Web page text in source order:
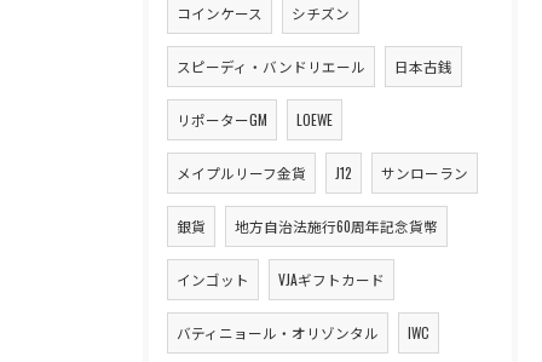
コインケース シチズン
スピーディ・バンドリエール 日本古銭
リポーターGM LOEWE
メイプルリーフ金貨 J12 サンローラン
銀貨 地方自治法施行60周年記念貨幣
インゴット VJAギフトカード
バティニョール・オリゾンタル IWC